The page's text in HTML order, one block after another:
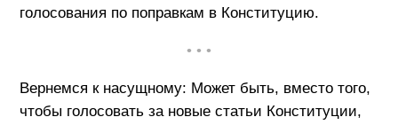
голосования по поправкам в Конституцию.
• • •
Вернемся к насущному: Может быть, вместо того,
чтобы голосовать за новые статьи Конституции,